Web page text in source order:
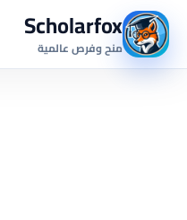
Scholarfox
منح وفرص عالمية